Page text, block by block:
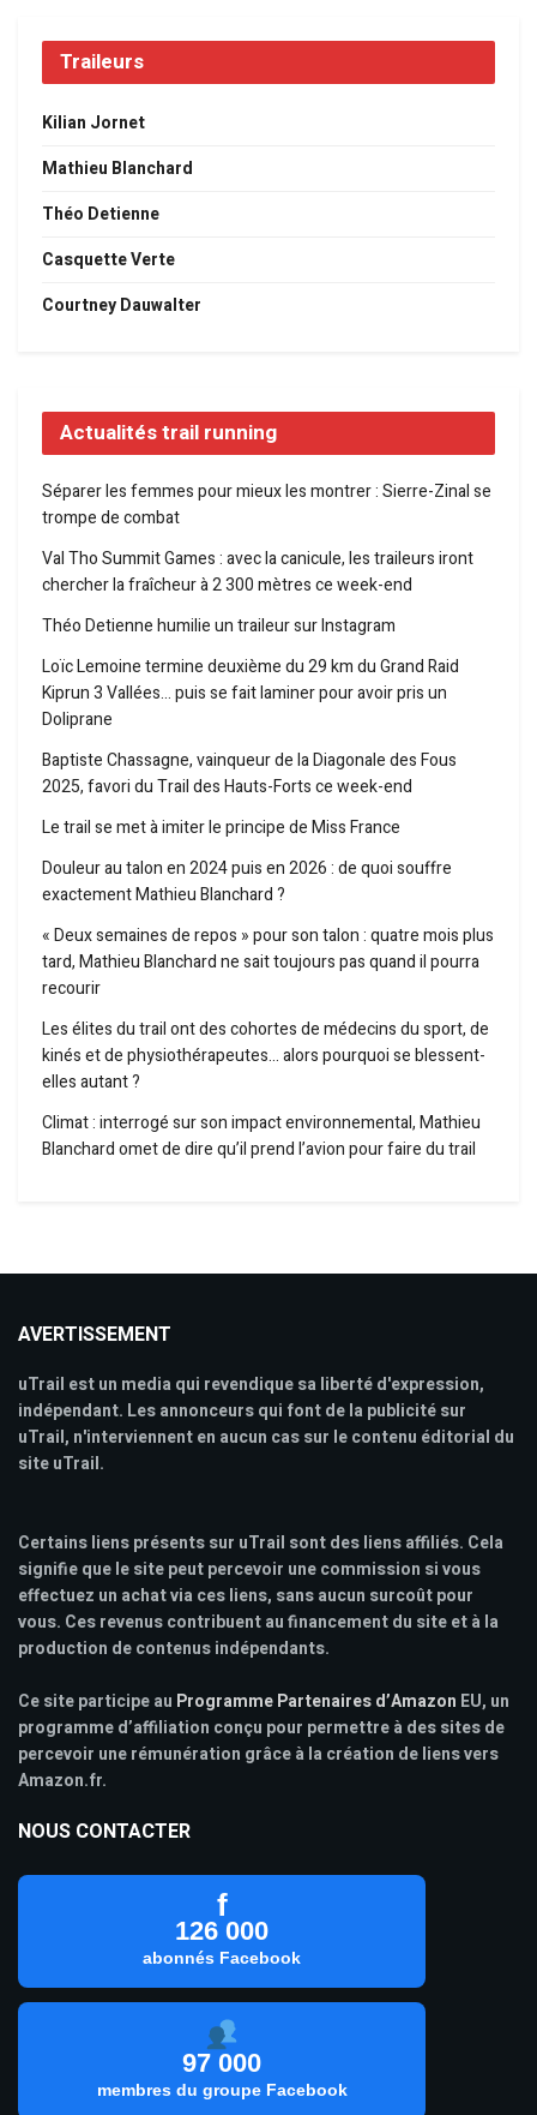
Traileurs
Kilian Jornet
Mathieu Blanchard
Théo Detienne
Casquette Verte
Courtney Dauwalter
Actualités trail running
Séparer les femmes pour mieux les montrer : Sierre-Zinal se
trompe de combat
Val Tho Summit Games : avec la canicule, les traileurs iront
chercher la fraîcheur à 2 300 mètres ce week-end
Théo Detienne humilie un traileur sur Instagram
Loïc Lemoine termine deuxième du 29 km du Grand Raid
Kiprun 3 Vallées… puis se fait laminer pour avoir pris un
Doliprane
Baptiste Chassagne, vainqueur de la Diagonale des Fous
2025, favori du Trail des Hauts-Forts ce week-end
Le trail se met à imiter le principe de Miss France
Douleur au talon en 2024 puis en 2026 : de quoi souffre
exactement Mathieu Blanchard ?
« Deux semaines de repos » pour son talon : quatre mois plus
tard, Mathieu Blanchard ne sait toujours pas quand il pourra
recourir
Les élites du trail ont des cohortes de médecins du sport, de
kinés et de physiothérapeutes… alors pourquoi se blessent-
elles autant ?
Climat : interrogé sur son impact environnemental, Mathieu
Blanchard omet de dire qu’il prend l’avion pour faire du trail
AVERTISSEMENT
uTrail est un media qui revendique sa liberté d'expression,
indépendant. Les annonceurs qui font de la publicité sur
uTrail, n'interviennent en aucun cas sur le contenu éditorial du
site uTrail.
Certains liens présents sur uTrail sont des liens affiliés. Cela
signifie que le site peut percevoir une commission si vous
effectuez un achat via ces liens, sans aucun surcoût pour
vous. Ces revenus contribuent au financement du site et à la
production de contenus indépendants.
Ce site participe au Programme Partenaires d’Amazon EU, un
programme d’affiliation conçu pour permettre à des sites de
percevoir une rémunération grâce à la création de liens vers
Amazon.fr.
NOUS CONTACTER
f
126 000
abonnés Facebook
97 000
membres du groupe Facebook